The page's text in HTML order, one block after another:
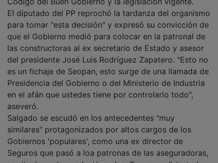
El diputado del PP reprochó la tardanza del organismo
para tomar "esta decisión" y expresó su convicción de
que el Gobierno medió para colocar en la patronal de
las constructoras al ex secretario de Estado y asesor
del presidente José Luis Rodríguez Zapatero. "Esto no
es un fichaje de Seopan, esto surge de una llamada de
Presidencia del Gobierno o del Ministerio de Industria
en el afán que ustedes tiene por controlarlo todo",
aseveró.
Salgado se escudó en los antecedentes "muy
similares" protagonizados por altos cargos de los
Gobiernos 'populares', como una ex director de
Seguros que pasó a loa patronas de las aseguradoras,
y reiteró que la resolución sobre Taguas es "ajustada a